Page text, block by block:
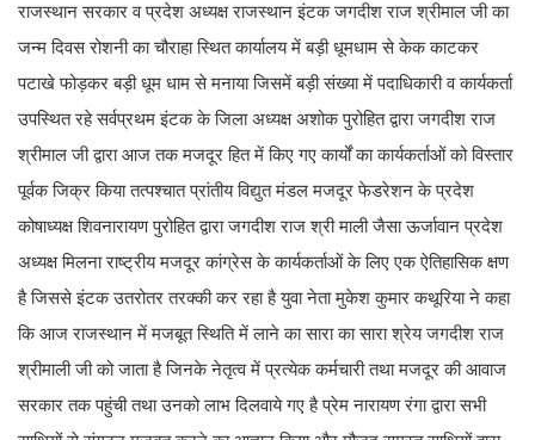
राजस्थान सरकार व प्रदेश अध्यक्ष राजस्थान इंटक जगदीश राज श्रीमाल जी का
जन्म दिवस रोशनी का चौराहा स्थित कार्यालय में बड़ी धूमधाम से केक काटकर
पटाखे फोड़कर बड़ी धूम धाम से मनाया जिसमें बड़ी संख्या में पदाधिकारी व कार्यकर्ता
उपस्थित रहे सर्वप्रथम इंटक के जिला अध्यक्ष अशोक पुरोहित द्वारा जगदीश राज
श्रीमाल जी द्वारा आज तक मजदूर हित में किए गए कार्यों का कार्यकर्ताओं को विस्तार
पूर्वक जिक्र किया तत्पश्चात प्रांतीय विद्युत मंडल मजदूर फेडरेशन के प्रदेश
कोषाध्यक्ष शिवनारायण पुरोहित द्वारा जगदीश राज श्री माली जैसा ऊर्जावान प्रदेश
अध्यक्ष मिलना राष्ट्रीय मजदूर कांग्रेस के कार्यकर्ताओं के लिए एक ऐतिहासिक क्षण
है जिससे इंटक उतरोतर तरक्की कर रहा है युवा नेता मुकेश कुमार कथूरिया ने कहा
कि आज राजस्थान में मजबूत स्थिति में लाने का सारा का सारा श्रेय जगदीश राज
श्रीमाली जी को जाता है जिनके नेतृत्व में प्रत्येक कर्मचारी तथा मजदूर की आवाज
सरकार तक पहुंची तथा उनको लाभ दिलवाये गए है प्रेम नारायण रंगा द्वारा सभी